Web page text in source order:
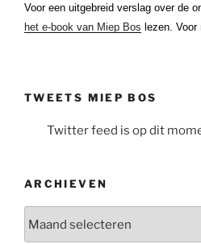
Voor een uitgebreid verslag over de
het e-book van Miep Bos lezen. Voor
TWEETS MIEP BOS
Twitter feed is op dit
ARCHIEVEN